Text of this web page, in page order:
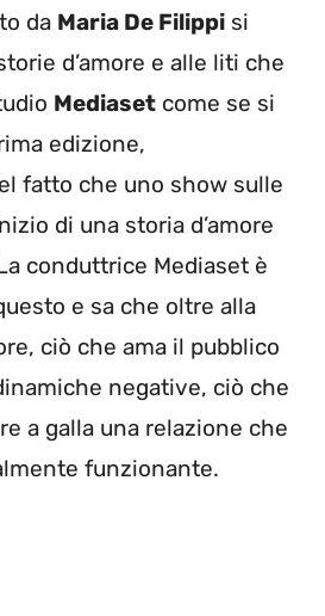
da Maria De Filippi si
d’amore e alle liti che
Mediaset come se si
edizione,
fatto che uno show sulle
di una storia d’amore
conduttrice Mediaset è
e sa che oltre alla
ciò che ama il pubblico
negative, ciò che
a galla una relazione che
funzionante.